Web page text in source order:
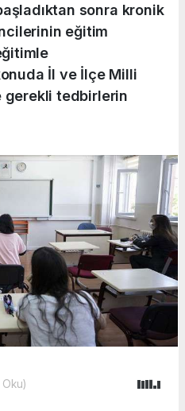
sonra kronik
eğitim
İl ve İlçe Milli
gerekli tedbirlerin
Oku)